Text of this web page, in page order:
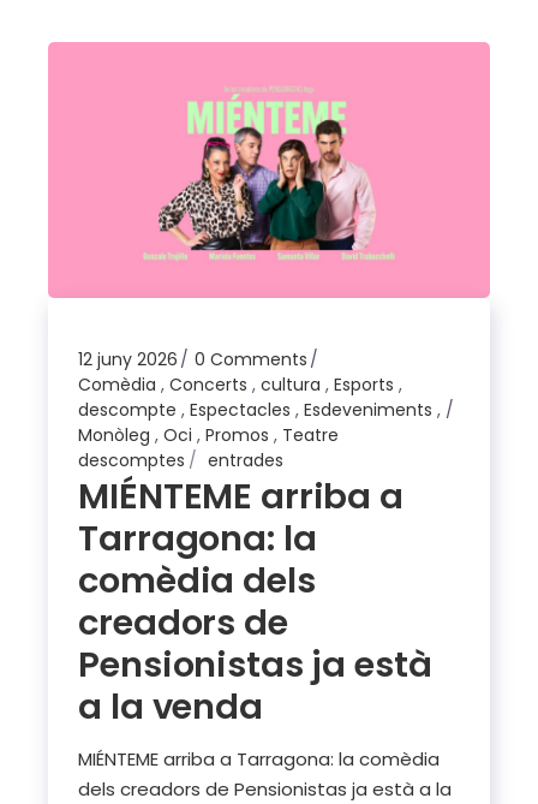
12 juny 2026
0 Comments
Comèdia ,Concerts ,cultura ,Esports ,
descompte ,Espectacles ,Esdeveniments ,
Monòleg ,Oci ,Promos , Teatre
descomptes
entrades
MIÉNTEME arriba a
Tarragona: la
comèdia dels
creadors de
Pensionistas ja està
a la venda
MIÉNTEME arriba a Tarragona: la comèdia
dels creadors de Pensionistas ja està a la